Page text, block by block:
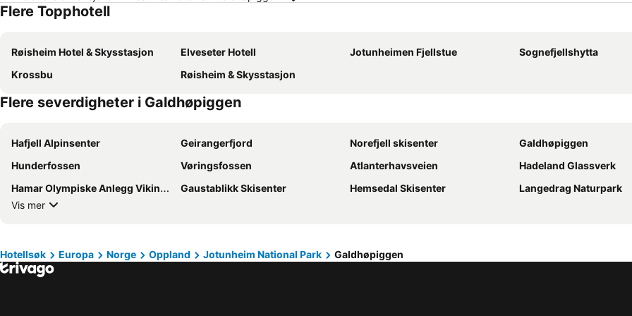
Flere Topphotell
Røisheim Hotel & Skysstasjon Elveseter Hotell Jotunheimen Fjellstue
Sognefjellshytta
Krossbu
Røisheim & Skysstasjon
Flere severdigheter i Galdhøpiggen
Hafjell Alpinsenter Geirangerfjord Norefjell skisenter
Galdhøpiggen
Hunderfossen
Vøringsfossen Atlanterhavsveien
Hadeland Glassverk
Hamar Olympiske Anlegg Vikingeskipet
Gaustablikk Skisenter Hemsedal Skisenter
Langedrag Naturpark
Vis mer
Hotellsøk Europa Norge Oppland Jotunheim National Park Galdhøpiggen